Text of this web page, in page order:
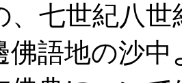
、七世紀八
佛語地の沙